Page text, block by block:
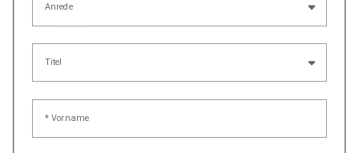
Anrede
Titel
* Vorname